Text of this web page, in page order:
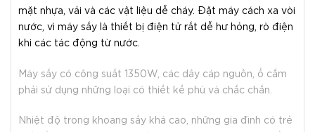
mặt nhựa, vải và các vật liệu dễ cháy. Đặt máy cách xa vòi
nước, vì máy sấy là thiết bị điện tử rất dễ hư hỏng, rò điện
khi các tác động từ nước.
Máy sấy có công suất 1350W, các dây cáp nguồn, ổ cắm
phải sử dụng những loại có thiết kế phù và chắc chắn.
Nhiệt độ trong khoang sấy khá cao, những gia đình có trẻ